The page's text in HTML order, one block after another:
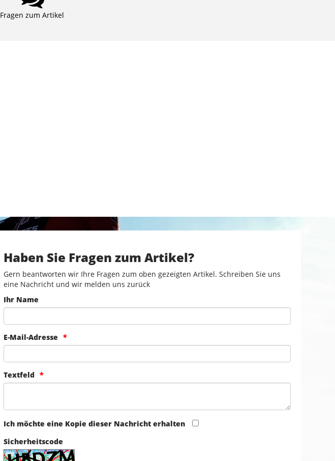
Fragen zum Artikel
Haben Sie Fragen zum Artikel?
Gern beantworten wir Ihre Fragen zum oben gezeigten Artikel. Schreiben Sie uns
eine Nachricht und wir melden uns zurück
Ihr Name
E-Mail-Adresse
Textfeld
Ich möchte eine Kopie dieser Nachricht erhalten
Sicherheitscode